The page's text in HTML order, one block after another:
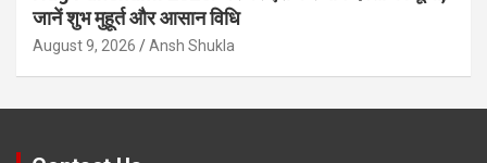
जानें शुभ मुहूर्त और आसान विधि
August 9, 2026 Ansh Shukla